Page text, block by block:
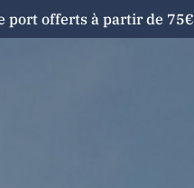
port offerts à partir de 75€